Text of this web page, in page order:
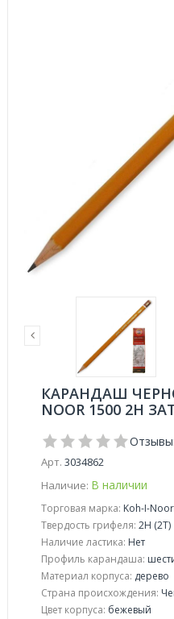
КАРАНДАШ
NOOR 1500 2H
Арт. 3034862
Наличие: В наличии
Торговая марка: Koh-I-Noor
Твердость грифеля: 2H (2T)
Наличие ластика: Нет
Профиль карандаша:
Материал корпуса: дерево
Страна происхождения:
Цвет корпуса: бежевый